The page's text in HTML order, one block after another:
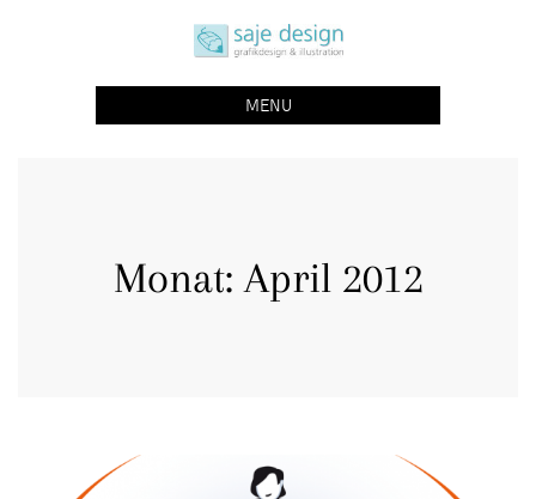
saje design bonn
grafikdesign | buchgestaltung | illustration
MENU
Monat: April 2012